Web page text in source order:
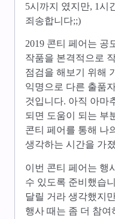
5시까지 였지만, 1시
죄송합니다;;)
​2019 콘티 페어는 공
작품을 본격적으로
점검을 해보기 위해
익명으로 다른 출품
것입니다. 아직 아마
되면 도움이 되는 부
콘티 페어를 통해 나
생각하는 시간을 가
이번 콘티 페어는 행
수 있도록 준비했습
달릴 거라 생각했지
행사 때는 좀 더 참